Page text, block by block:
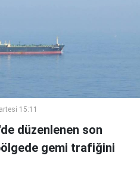
15:11
düzenlenen son
gemi trafiğini